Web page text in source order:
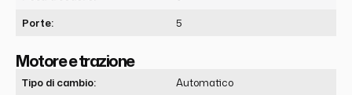
Porte:
5
Motore e trazione
Tipo di cambio:
Automatico